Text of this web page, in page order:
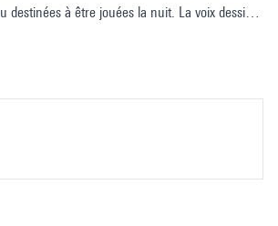
destinées à être jouées la nuit. La voix dessine
avec le chant, tantôt en devenant contour du
ses fragments pour les redonner d’une